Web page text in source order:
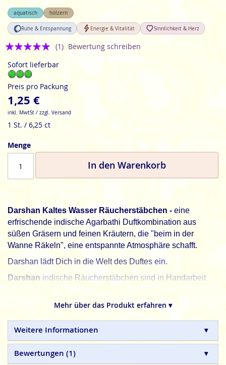
aquatisch hölzern
Ruhe & Entspannung Energie & Vitalität Sinnlichkeit & Herz
Bewertung:
(1) Bewertung schreiben
Sofort lieferbar
Preis pro Packung
1,25 €
inkl. MwtSt / zzgl. Versand
1 St. / 6,25 ct
Menge
In den Warenkorb
Darshan Kaltes Wasser Räucherstäbchen - eine
erfrischende indische Agarbathi Duftkombination aus
süßen Gräsern und feinen Kräutern, die "beim in der
Wanne Räkeln", eine entspannte Atmosphäre schafft.
Darshan lädt Dich in die Welt des Duftes ein.
Darshan indische Räucherstäbchen sind in Handarbeit
Mehr über das Produkt erfahren ▾
Weitere Informationen
Bewertungen 1